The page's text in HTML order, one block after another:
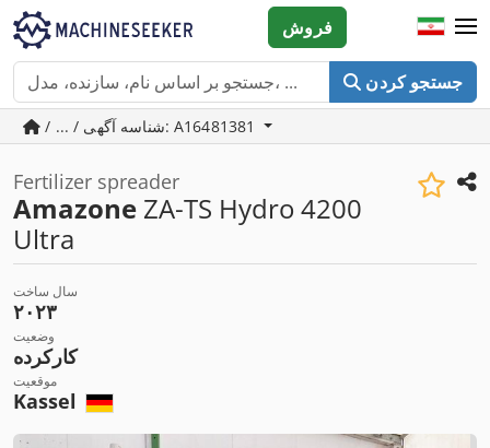
جستجو کردن
فروش
/ ... / شناسه آگهی: A16481381
Fertilizer spreader
Amazone ZA-TS Hydro 4200
Ultra
سال ساخت
۲۰۲۳
وضعیت
کارکرده
موقعیت
Kassel